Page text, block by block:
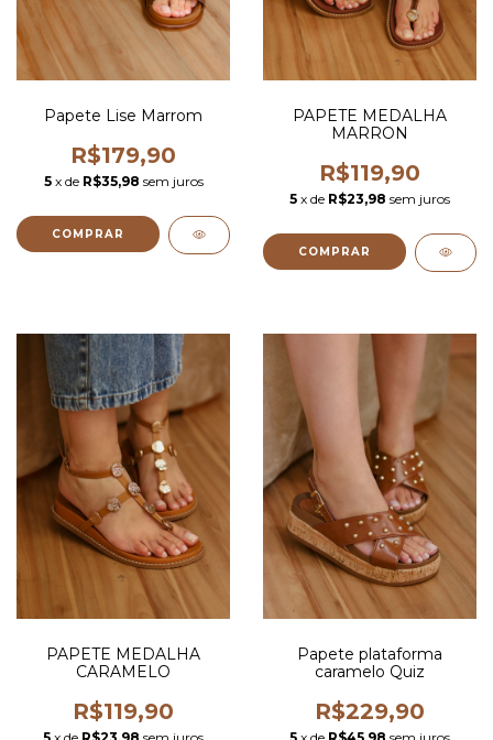
Papete Lise Marrom
R$179,90
5 x de R$35,98 sem juros
COMPRAR
PAPETE MEDALHA
MARRON
R$119,90
5 x de R$23,98 sem juros
COMPRAR
PAPETE MEDALHA
CARAMELO
R$119,90
Papete plataforma
caramelo Quiz
R$229,90